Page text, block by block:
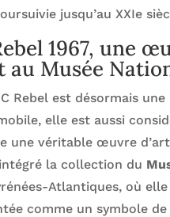
jusqu’au XXIe
1967, une
au Musée
Rebel est désormais
elle est aussi
une véritable œuvre
la collection du
Atlantiques, où
comme un symbole de